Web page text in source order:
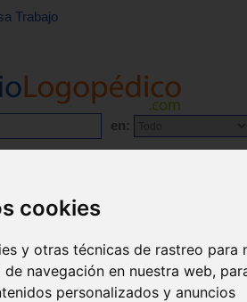
cookies
y otras técnicas de rastreo para
navegación en nuestra web,
personalizados y anuncios
Trabajo
en: